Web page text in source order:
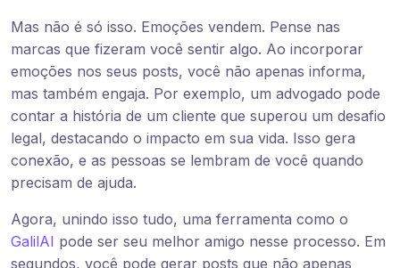
Mas não é só isso. Emoções vendem. Pense nas
marcas que fizeram você sentir algo. Ao incorporar
emoções nos seus posts, você não apenas informa,
mas também engaja. Por exemplo, um advogado pode
contar a história de um cliente que superou um desafio
legal, destacando o impacto em sua vida. Isso gera
conexão, e as pessoas se lembram de você quando
precisam de ajuda.
Agora, unindo isso tudo, uma ferramenta como o
GalilAI pode ser seu melhor amigo nesse processo. Em
segundos, você pode gerar posts que não apenas